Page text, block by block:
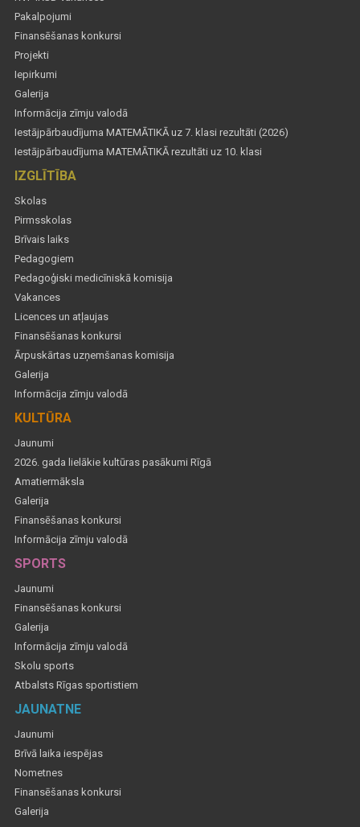
Pakalpojumi
Finansēšanas konkursi
Projekti
Iepirkumi
Galerija
Informācija zīmju valodā
Iestājpārbaudījuma MATEMĀTIKĀ uz 7. klasi rezultāti (2026)
Iestājpārbaudījuma MATEMĀTIKĀ rezultāti uz 10. klasi
IZGLĪTĪBA
Skolas
Pirmsskolas
Brīvais laiks
Pedagogiem
Pedagoģiski medicīniskā komisija
Vakances
Licences un atļaujas
Finansēšanas konkursi
Ārpuskārtas uzņemšanas komisija
Galerija
Informācija zīmju valodā
KULTŪRA
Jaunumi
2026. gada lielākie kultūras pasākumi Rīgā
Amatiermāksla
Galerija
Finansēšanas konkursi
Informācija zīmju valodā
SPORTS
Jaunumi
Finansēšanas konkursi
Galerija
Informācija zīmju valodā
Skolu sports
Atbalsts Rīgas sportistiem
JAUNATNE
Jaunumi
Brīvā laika iespējas
Nometnes
Finansēšanas konkursi
Galerija